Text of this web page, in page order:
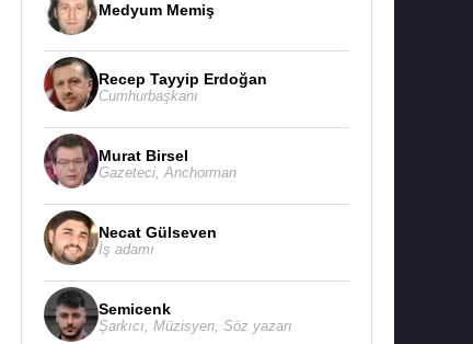
Medyum Memiş
Recep Tayyip Erdoğan
Cumhurbaşkanı
Murat Birsel
Gazeteci, Anchorman
Necat Gülseven
İş adamı
Semicenk
Şarkıcı Müzisyen, Söz yazarı